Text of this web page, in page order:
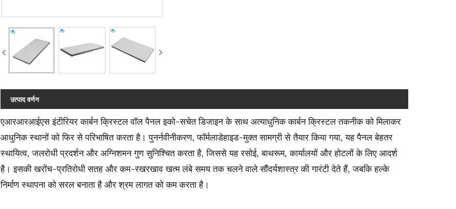
उत्पाद वर्णन
एआरआरआईएस इंटीरियर कार्बन क्रिस्टल वॉल पैनल इको-सचेत डिजाइन के साथ अत्याधुनिक कार्बन क्रिस्टल तकनीक को मिलाकर
आधुनिक स्थानों को फिर से परिभाषित करता है। पुनर्नवीनीकरण, फॉर्मलाडेहाइड-मुक्त सामग्री से तैयार किया गया, यह पैनल बेहतर
स्थायित्व, जलरोधी प्रदर्शन और अग्निशमन गुण सुनिश्चित करता है, जिससे यह रसोई, बाथरूम, कार्यालयों और होटलों के लिए आदर्श
है। इसकी खरोंच-प्रतिरोधी सतह और कम-रखरखाव खत्म लंबे समय तक चलने वाले सौंदर्यशास्त्र की गारंटी देते हैं, जबकि हल्के
निर्माण स्थापना को सरल बनाता है और श्रम लागत को कम करता है।